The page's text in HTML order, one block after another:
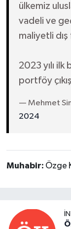
ülkemiz
vadeli ve
maliyetli dış
2023 yılı
portföy
— Mehmet
2024
Muhabir: Özge